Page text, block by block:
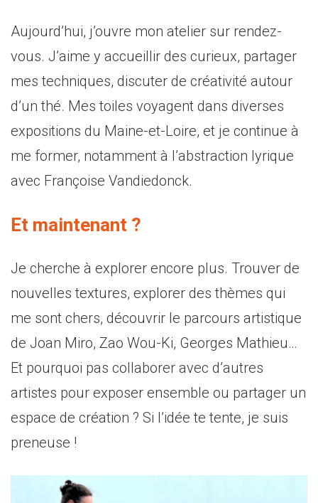
Aujourd’hui, j’ouvre mon atelier sur rendez-
vous. J’aime y accueillir des curieux, partager
mes techniques, discuter de créativité autour
d’un thé. Mes toiles voyagent dans diverses
expositions du Maine-et-Loire, et je continue à
me former, notamment à l’abstraction lyrique
avec Françoise Vandiedonck.
Et maintenant ?
Je cherche à explorer encore plus. Trouver de
nouvelles textures, explorer des thèmes qui
me sont chers, découvrir le parcours artistique
de Joan Miro, Zao Wou-Ki, Georges Mathieu…
Et pourquoi pas collaborer avec d’autres
artistes pour exposer ensemble ou partager un
espace de création ? Si l’idée te tente, je suis
preneuse !